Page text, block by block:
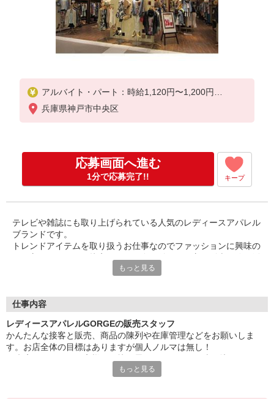
アルバイト・パート：時給1,120円〜1,200円
※経験・能力により優遇します。
兵庫県神戸市中央区
応募画面へ進む
1分で応募完了!! キープ
テレビや雑誌にも取り上げられている人気のレディースアパレル
ブランドです。
トレンドアイテムを取り扱うお仕事なのでファッションに興味の
かしたい方にピッタリの環境です。
もっと見る
仕事内容
レディースアパレルGORGEの販売スタッフ
かんたんな接客と販売、商品の陳列や在庫管理などをお願いしま
す。お店全体の目標はありますが個人ノルマは無し！
です。自然体で楽しくお仕事をして頂けます！
もっと見る